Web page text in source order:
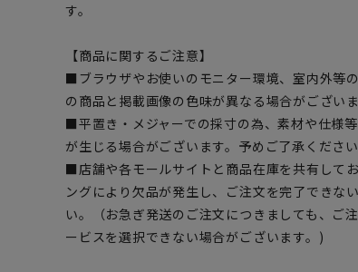
す。
【商品に関するご注意】
■ブラウザやお使いのモニター環境、室内外等
の商品と掲載画像の色味が異なる場合がございま
■平置き・メジャーでの採寸の為、素材や仕様
が生じる場合がございます。予めご了承ください
■店舗や各モールサイトと商品在庫を共有して
ングにより欠品が発生し、ご注文を完了できな
い。（お急ぎ発送のご注文につきましても、ご
ービスを選択できない場合がございます。)